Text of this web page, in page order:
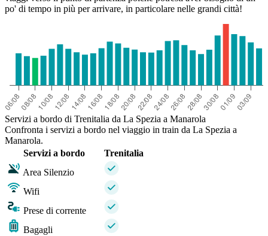
po' di tempo in più per arrivare, in particolare nelle grandi città!
Servizi a bordo di Trenitalia da La Spezia a Manarola
Confronta i servizi a bordo nel viaggio in train da La Spezia a
Manarola.
Servizi a bordo
Trenitalia
Area Silenzio
Wifi
Prese di corrente
Bagagli